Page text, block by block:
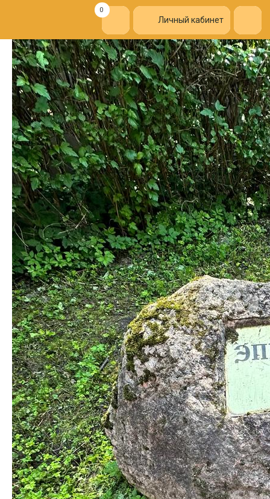
Личный кабинет